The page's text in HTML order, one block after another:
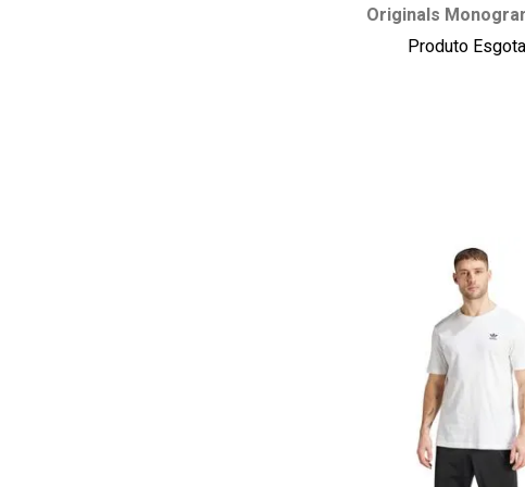
P
M G
Originals
Produto